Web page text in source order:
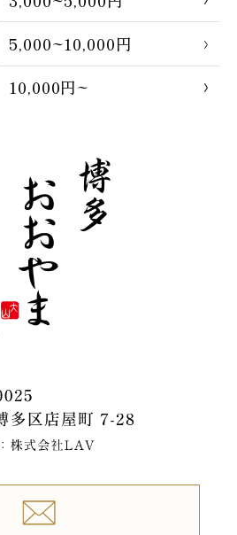
5,000~10,000円
10,000円~